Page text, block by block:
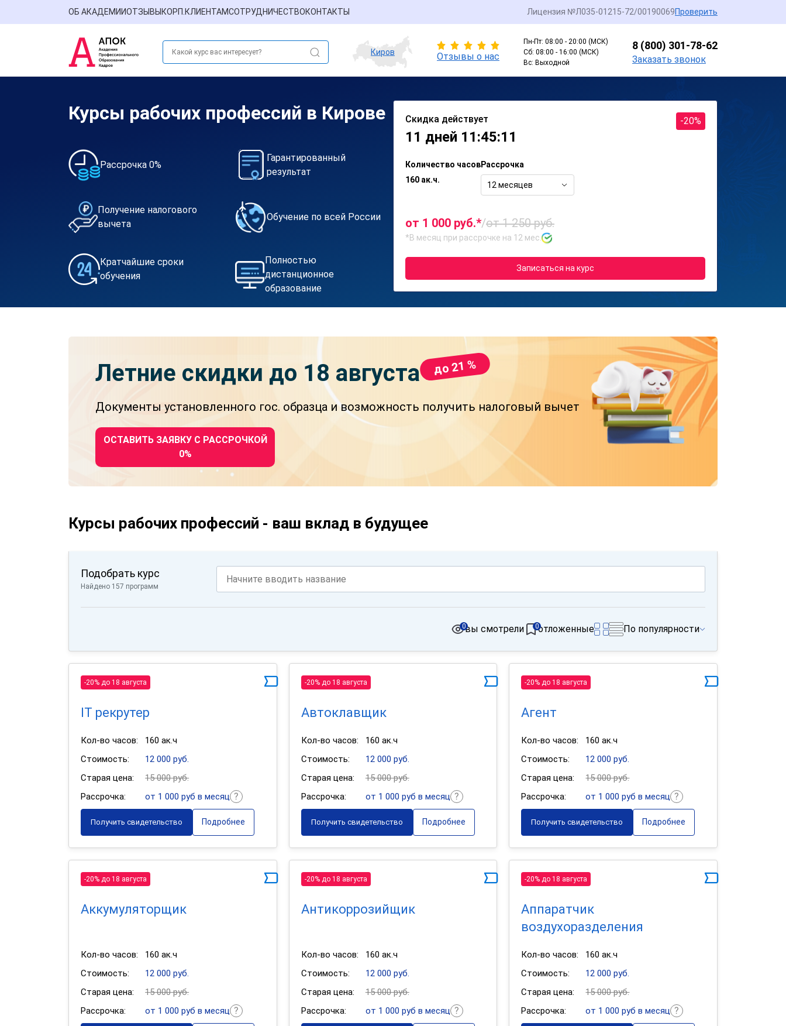
ОБ АКАДЕМИИОТЗЫВЫ КОРП.КЛИЕНТАМСОТРУДНИЧЕСТВОКОНТАКТЫ Лицензия №Л035-01215-72/00190069Проверить
Киров Отзывы о нас
Пн-Пт: 08:00 - 20:00 (МСК)
Сб: 08:00 - 16:00 (МСК)
Вс: Выходной
8 (800) 301-78-62
Заказать звонок
Курсы рабочих профессий в Кирове
Рассрочка 0%
Гарантированный
результат
Получение налогового
вычета
Обучение по всей России
Кратчайшие сроки
обучения
Полностью
дистанционное
образование
Скидка действует
11 дней 11:45:11
-20%
Количество часов
160 ак.ч.
Рассрочка
12 месяцев
от 1 000 руб.*/от 1 250 руб.
*В месяц при рассрочке на 12 мес.
Записаться на курс
Летние скидки до 18 августа до 21 %
Документы установленного гос. образца и возможность получить налоговый вычет
ОСТАВИТЬ ЗАЯВКУ С РАССРОЧКОЙ
0%
Курсы рабочих профессий - ваш вклад в будущее
Подобрать курс
Найдено 157 программ
вы смотрели
0 отложенные
0 По популярности
-20% до 18 августа
IT рекрутер
Кол-во часов:
160 ак.ч
Стоимость:
12 000 руб.
Старая цена:
15 000 руб.
Рассрочка:
от 1 000 руб в месяц
Получить свидетельство Подробнее
-20% до 18 августа
Автоклавщик
Кол-во часов:
160 ак.ч
Стоимость:
12 000 руб.
Старая цена:
15 000 руб.
Рассрочка:
от 1 000 руб в месяц
Получить свидетельство Подробнее
-20% до 18 августа
Агент
Кол-во часов:
160 ак.ч
Стоимость:
12 000 руб.
Старая цена:
15 000 руб.
Рассрочка:
от 1 000 руб в месяц
Получить свидетельство Подробнее
-20% до 18 августа
Аккумуляторщик
Кол-во часов:
160 ак.ч
Стоимость:
12 000 руб.
Старая цена:
15 000 руб.
Рассрочка:
от 1 000 руб в месяц
-20% до 18 августа
Антикоррозийщик
Кол-во часов:
160 ак.ч
Стоимость:
12 000 руб.
Старая цена:
15 000 руб.
Рассрочка:
от 1 000 руб в месяц
-20% до 18 августа
Аппаратчик
воздухоразделения
Кол-во часов:
160 ак.ч
Стоимость:
12 000 руб.
Старая цена:
15 000 руб.
Рассрочка:
от 1 000 руб в месяц